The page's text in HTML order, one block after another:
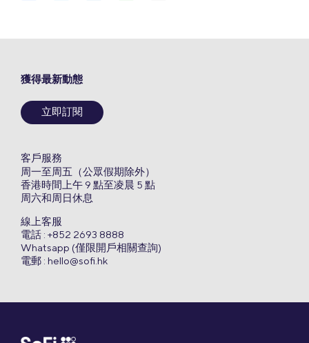
獲得最新動態
立即訂閱
客戶服務
周一至周五（公眾假期除外）
香港時間上午 9 點至凌晨 5 點
周六和周日休息
線上客服
電話 : +852 2693 8888
Whatsapp (僅限開戶相關查詢)
電郵 : hello@sofi.hk